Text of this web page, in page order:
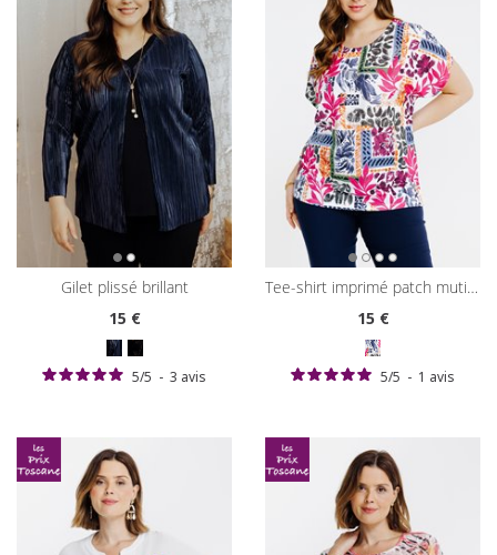
gilet plissé brillant
15€
5/5 - 3 avis
tee-shirt imprimé patch muticolore
15€
5/5 - 1 avis